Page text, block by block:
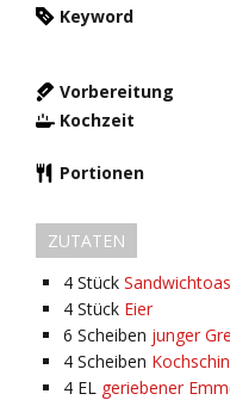
Keyword
Vorbereitung
Kochzeit
Portionen
ZUTATEN
4 Stück
4 Stück Eier
6 Scheiben junger
4 Scheiben
4 EL geriebener